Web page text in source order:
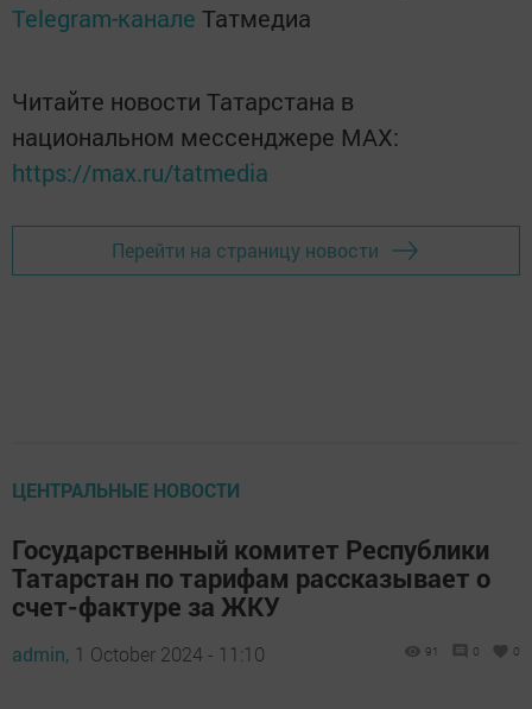
Telegram-канале Татмедиа
Читайте новости Татарстана в
национальном мессенджере MАХ:
https://max.ru/tatmedia
Перейти на страницу новости
ЦЕНТРАЛЬНЫЕ НОВОСТИ
Государственный комитет Республики
Татарстан по тарифам рассказывает о
счет-фактуре за ЖКУ
admin, 1 October 2024 - 11:10 91 0 0